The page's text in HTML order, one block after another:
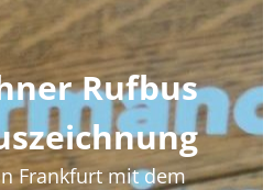
Rufbus
Frankfurt mit dem